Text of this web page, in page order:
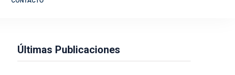
Últimas Publicaciones